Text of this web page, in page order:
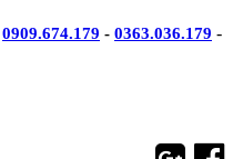
0909.674.179 - 0363.036.179 -